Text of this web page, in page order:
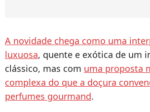
A novidade chega como uma
luxuosa, quente e exótica de um
clássico, mas com uma proposta
complexa do que a doçura
perfumes gourmand.